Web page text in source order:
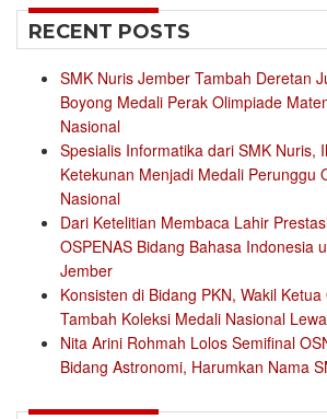
RECENT POSTS
SMK Nuris Jember Tambah Deretan
Boyong Medali Perak Olimpiade
Nasional
Spesialis Informatika dari SMK Nuris,
Ketekunan Menjadi Medali Perunggu
Nasional
Dari Ketelitian Membaca Lahir
OSPENAS Bidang Bahasa Indonesia
Jember
Konsisten di Bidang PKN, Wakil
Tambah Koleksi Medali Nasional
Nita Arini Rohmah Lolos Semifinal
Bidang Astronomi, Harumkan Nama